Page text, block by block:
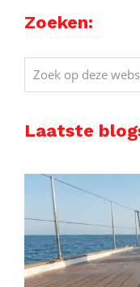
Zoeken:
Zoek
op
website
Laatste